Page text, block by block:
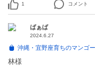
1 コメント
ばぁば
2024.6.27
沖縄・宜野座育ちのマンゴ
林様